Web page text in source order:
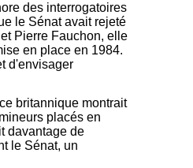
des interrogatoires
le Sénat avait rejeté
Pierre Fauchon, elle
en place en 1984.
d'envisager
britannique montrait
placés en
davantage de
le Sénat, un